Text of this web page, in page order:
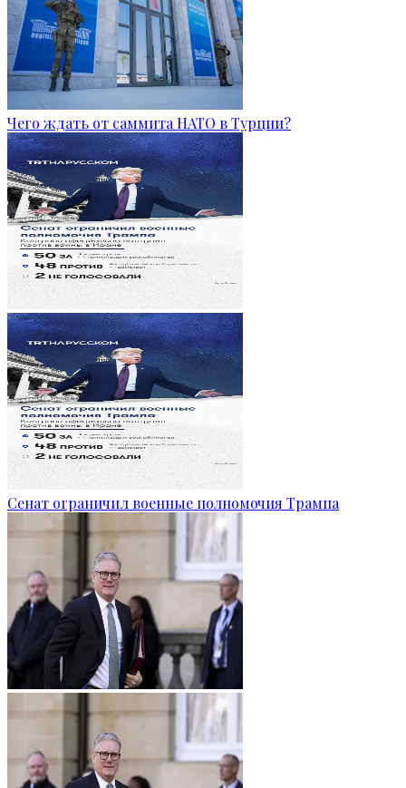
Чего ждать от саммита НАТО в Турции?
Сенат ограничил военные полномочия Трампа